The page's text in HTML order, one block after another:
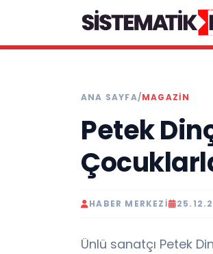
ANA SAYFA/MAGAZİN
Petek
HABER MERKEZI
Ünlü sanatçı Petek